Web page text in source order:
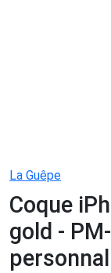
La Guêpe
Coque
gold -